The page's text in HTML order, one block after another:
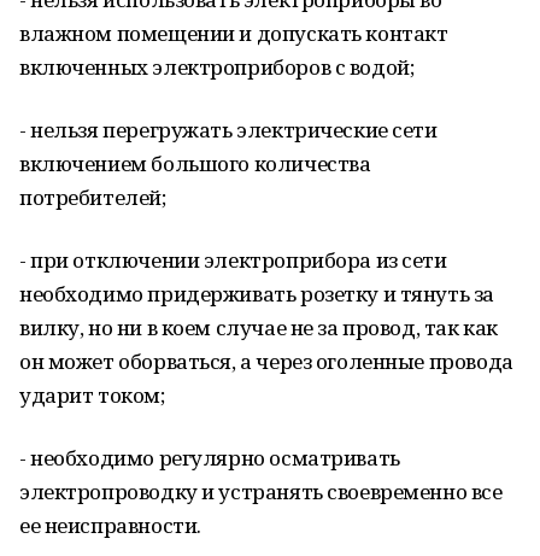
влажном помещении и допускать контакт
включенных электроприборов с водой;
- нельзя перегружать электрические сети
включением большого количества
потребителей;
- при отключении электроприбора из сети
необходимо придерживать розетку и тянуть за
вилку, но ни в коем случае не за провод, так как
он может оборваться, а через оголенные провода
ударит током;
- необходимо регулярно осматривать
электропроводку и устранять своевременно все
ее неисправности.